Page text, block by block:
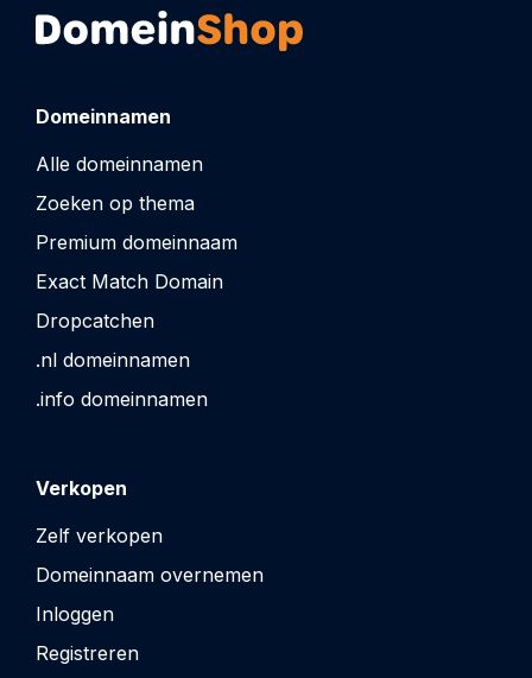
Domeinnamen
Alle domeinnamen
Zoeken op thema
Premium domeinnaam
Exact Match Domain
Dropcatchen
.nl domeinnamen
.info domeinnamen
Verkopen
Zelf verkopen
Domeinnaam overnemen
Inloggen
Registreren